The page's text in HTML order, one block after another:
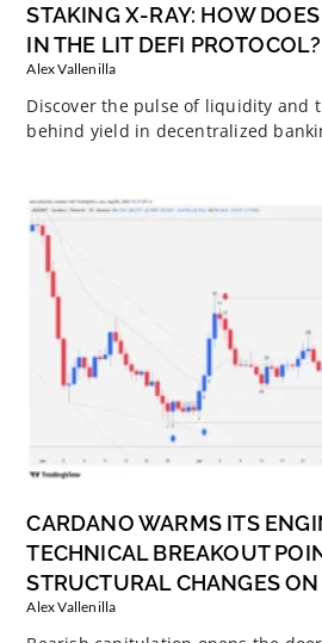
STAKING X-RAY: HOW
IN THE LIT DEFI PROTOCOL?
Alex Vallenilla
Discover the pulse of liquidity and
behind yield in decentralized
CARDANO WARMS ITS
TECHNICAL BREAKOUT
STRUCTURAL CHANGES
Alex Vallenilla